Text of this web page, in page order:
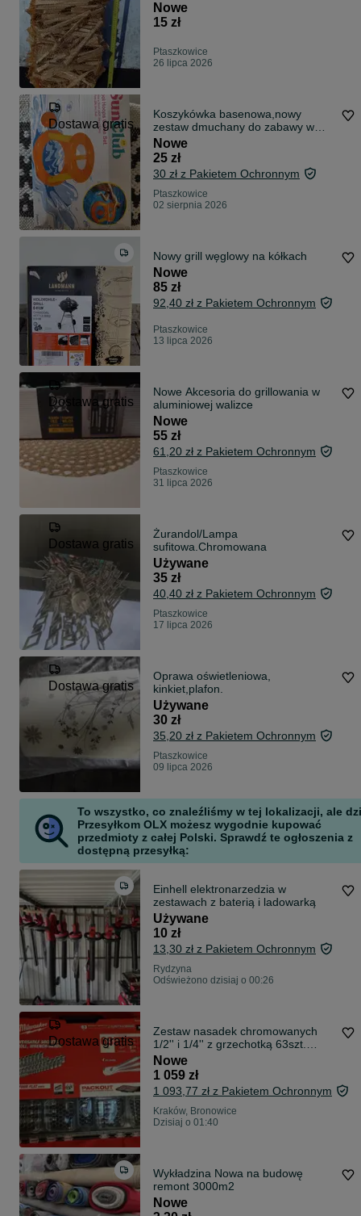
Nowe
15 zł
Ptaszkowice
26 lipca 2026
Dostawa gratis
Koszykówka basenowa,nowy
zestaw dmuchany do zabawy w
basenie Sun Club
Nowe
25 zł
30 zł z Pakietem Ochronnym
Ptaszkowice
02 sierpnia 2026
Nowy grill węglowy na kółkach
Nowe
85 zł
92,40 zł z Pakietem Ochronnym
Ptaszkowice
13 lipca 2026
Dostawa gratis
Nowe Akcesoria do grillowania w
aluminiowej walizce
Nowe
55 zł
61,20 zł z Pakietem Ochronnym
Ptaszkowice
31 lipca 2026
Dostawa gratis
Żurandol/Lampa
sufitowa.Chromowana
Używane
35 zł
40,40 zł z Pakietem Ochronnym
Ptaszkowice
17 lipca 2026
Dostawa gratis
Oprawa oświetleniowa,
kinkiet,plafon.
Używane
30 zł
35,20 zł z Pakietem Ochronnym
Ptaszkowice
09 lipca 2026
To wszystko, co znaleźliśmy w tej lokalizacji, ale
Przesyłkom OLX możesz wygodnie kupować
przedmioty z całej Polski. Sprawdź te ogłoszenia z
dostępną przesyłką:
Einhell elektronarzedzia w
zestawach z baterią i ladowarką
Używane
10 zł
13,30 zł z Pakietem Ochronnym
Rydzyna
Odświeżono dzisiaj o 00:26
Dostawa gratis
Zestaw nasadek chromowanych
1/2'' i 1/4'' z grzechotką 63szt.
(system Packout) Milwaukee (
4932493661 )
Nowe
1 059 zł
1 093,77 zł z Pakietem Ochronnym
Kraków, Bronowice
Dzisiaj o 01:40
Wykładzina Nowa na budowę
remont 3000m2
Nowe